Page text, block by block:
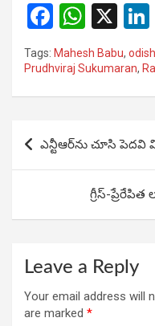
F
a
ce
b
o
k
W
h
at
s
p
p
X
n
Tags: Mahesh Babu,
Prudhviraj Sukumaran,
navigation
ఎన్టీఆర్‌ను చూసి పెదవి
గ్రీస్-ప్రేరేపిత
Leave a Reply
Your email address will
are marked *